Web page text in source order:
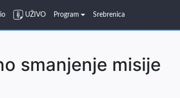
UŽIVO Program Srebrenica
smanjenje misije